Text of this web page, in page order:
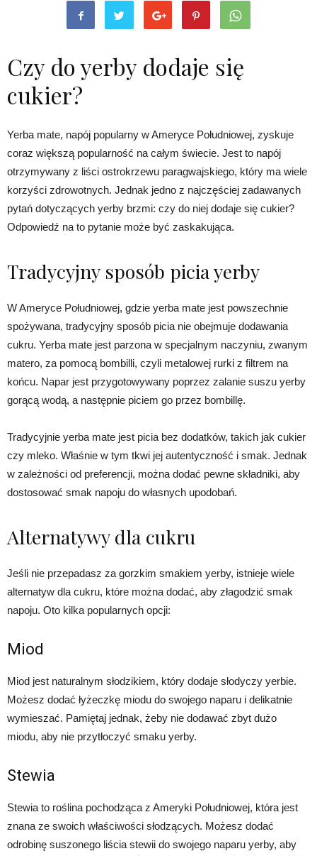
Czy do yerby dodaje się
cukier?
Yerba mate, napój popularny w Ameryce Południowej, zyskuje
coraz większą popularność na całym świecie. Jest to napój
otrzymywany z liści ostrokrzewu paragwajskiego, który ma wiele
korzyści zdrowotnych. Jednak jedno z najczęściej zadawanych
pytań dotyczących yerby brzmi: czy do niej dodaje się cukier?
Odpowiedź na to pytanie może być zaskakująca.
Tradycyjny sposób picia yerby
W Ameryce Południowej, gdzie yerba mate jest powszechnie
spożywana, tradycyjny sposób picia nie obejmuje dodawania
cukru. Yerba mate jest parzona w specjalnym naczyniu, zwanym
matero, za pomocą bombilli, czyli metalowej rurki z filtrem na
końcu. Napar jest przygotowywany poprzez zalanie suszu yerby
gorącą wodą, a następnie piciem go przez bombillę.
Tradycyjnie yerba mate jest picia bez dodatków, takich jak cukier
czy mleko. Właśnie w tym tkwi jej autentyczność i smak. Jednak
w zależności od preferencji, można dodać pewne składniki, aby
dostosować smak napoju do własnych upodobań.
Alternatywy dla cukru
Jeśli nie przepadasz za gorzkim smakiem yerby, istnieje wiele
alternatyw dla cukru, które można dodać, aby złagodzić smak
napoju. Oto kilka popularnych opcji:
Miod
Miod jest naturalnym słodzikiem, który dodaje słodyczy yerbie.
Możesz dodać łyżeczkę miodu do swojego naparu i delikatnie
wymieszać. Pamiętaj jednak, żeby nie dodawać zbyt dużo
miodu, aby nie przytłoczyć smaku yerby.
Stewia
Stewia to roślina pochodząca z Ameryki Południowej, która jest
znana ze swoich właściwości słodzących. Możesz dodać
odrobinę suszonego liścia stewii do swojego naparu yerby, aby